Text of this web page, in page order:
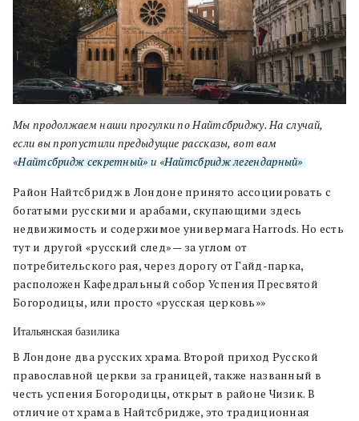
Мы продолжаем наши прогулки по Найтсбриджу. На случай,
если вы пропустили предыдущие рассказы, вот вам
«Найтсбридж секретный»и «Найтсбридж легендарный».
Район Найтсбридж в Лондоне принято ассоциировать с
богатыми русскими и арабами, скупающими здесь
недвижимость и содержимое универмага Harrods. Но есть
тут и другой «русский след» — за углом от
потребительского рая, через дорогу от Гайд-парка,
расположен Кафедральный собор Успения Пресвятой
Богородицы, или просто «русская церковь»»
Итальянская базилика
В Лондоне два русских храма. Второй приход Русской
православной церкви за границей, также названный в
честь успения Богородицы, открыт в районе Чизик. В
отличие от храма в Найтсбридже, это традиционная